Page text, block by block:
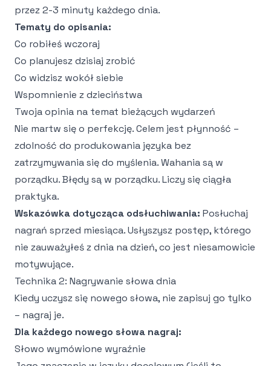
przez 2-3 minuty każdego dnia.
Tematy do opisania:
Co robiłeś wczoraj
Co planujesz dzisiaj zrobić
Co widzisz wokół siebie
Wspomnienie z dzieciństwa
Twoja opinia na temat bieżących wydarzeń
Nie martw się o perfekcję. Celem jest płynność –
zdolność do produkowania języka bez
zatrzymywania się do myślenia. Wahania są w
porządku. Błędy są w porządku. Liczy się ciągła
praktyka.
Wskazówka dotycząca odsłuchiwania: Posłuchaj
nagrań sprzed miesiąca. Usłyszysz postęp, którego
nie zauważyłeś z dnia na dzień, co jest niesamowicie
motywujące.
Technika 2: Nagrywanie słowa dnia
Kiedy uczysz się nowego słowa, nie zapisuj go tylko
– nagraj je.
Dla każdego nowego słowa nagraj:
Słowo wymówione wyraźnie